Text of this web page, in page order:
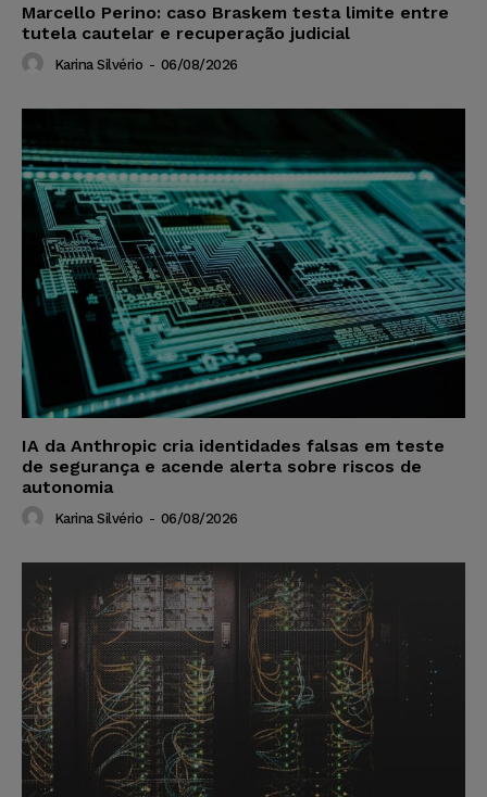
Marcello Perino: caso Braskem testa limite entre
tutela cautelar e recuperação judicial
Karina Silvério - 06/08/2026
IA da Anthropic cria identidades falsas em teste
de segurança e acende alerta sobre riscos de
autonomia
Karina Silvério - 06/08/2026